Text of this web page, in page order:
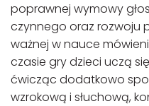
poprawnej wymowy
czynnego oraz rozwoju
ważnej w nauce
czasie gry dzieci uczą
ćwicząc dodatkowo
wzrokową i słuchową,